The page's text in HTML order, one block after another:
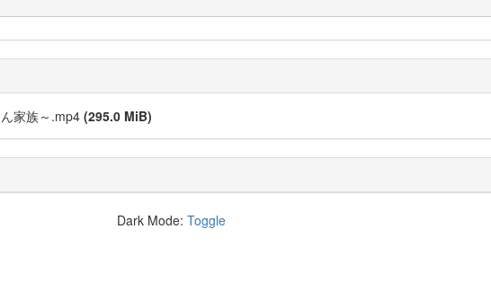
家族～.mp4 (295.0 MiB)
Dark Mode: Toggle